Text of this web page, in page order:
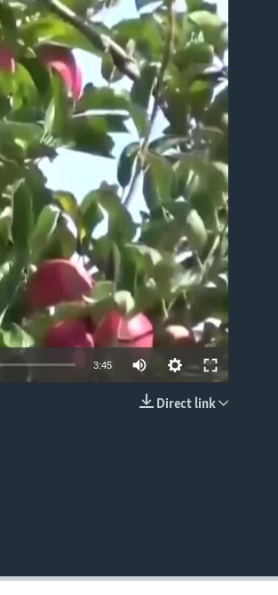
3:45
Direct link